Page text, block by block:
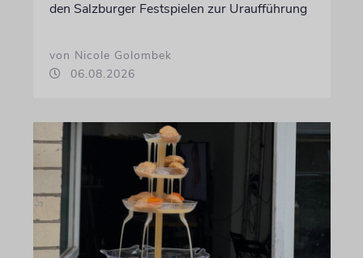
den Salzburger Festspielen zur Uraufführung
von Nicole Golombek
06.08.2026